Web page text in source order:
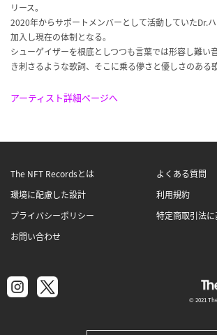
リース。
2020年からサポートメンバーとして活動していたDr.
加入し現在の体制となる。
シューゲイザーを根底としつつも言葉では形容し難い
き刺さるような歌詞、そこに乗る儚さと優しさのある
アーティスト詳細ページへ
The NFT Recordsとは
よくある質問
環境に配慮した設計
利用規約
プライバシーポリシー
特定商取引法
お問い合わせ
© 2021